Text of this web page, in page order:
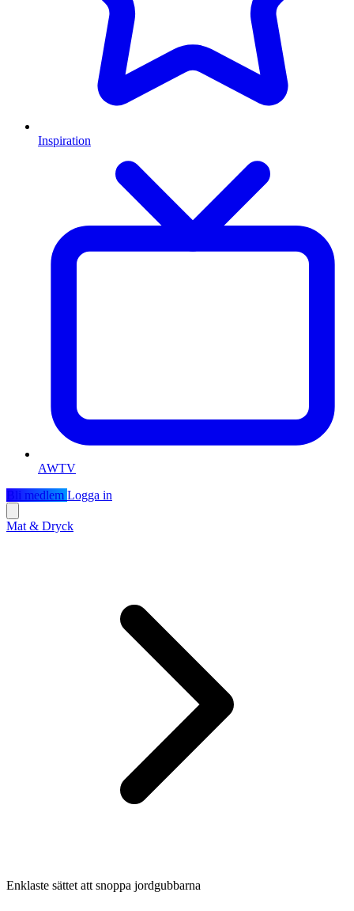
Inspiration
AWTV
Bli medlem Logga in
Mat & Dryck
Enklaste sättet att snoppa jordgubbarna